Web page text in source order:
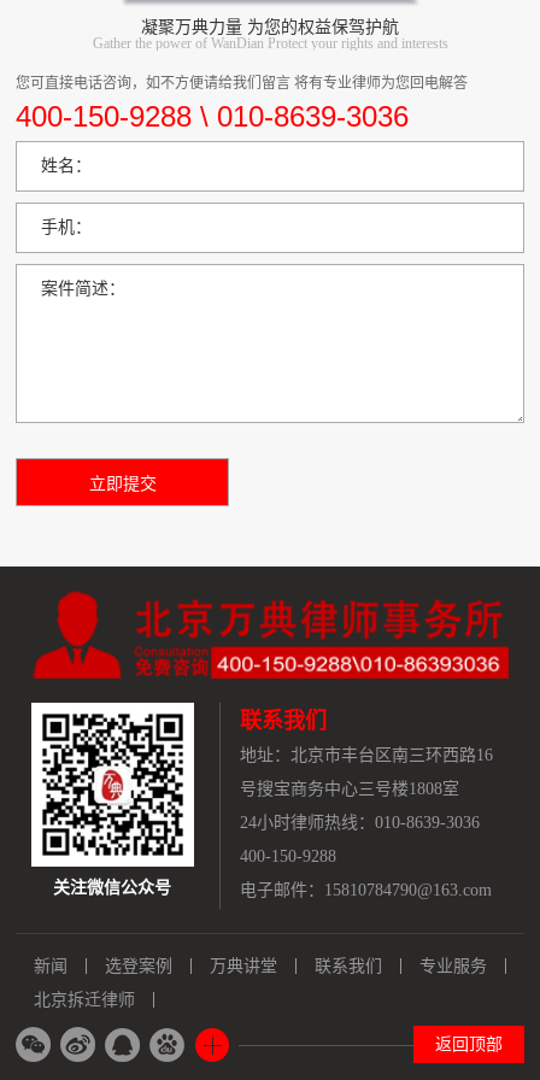
凝聚万典力量 为您的权益保驾护航
Gather the power of WanDian Protect your rights and interests
您可直接电话咨询，如不方便请给我们留言 将有专业律师为您回电解答
400-150-9288 \ 010-8639-3036
姓名：
手机：
案件简述：
关注微信公众号
联系我们
地址： 北京市丰台区南三环西路16
号搜宝商务中心三号楼1808室
24小时律师热线：010-8639-3036
400-150-9288
电子邮件：15810784790@163.com
新闻 选登案例 万典讲堂 联系我们
专业服务
北京拆迁律师
返回顶部